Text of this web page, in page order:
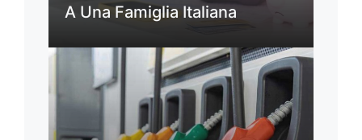
A Una Famiglia Italiana